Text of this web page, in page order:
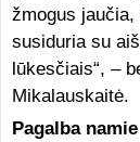
žmogus
susiduria su
lūkesčiais“, –
Mikalauskaitė.
Pagalba namie